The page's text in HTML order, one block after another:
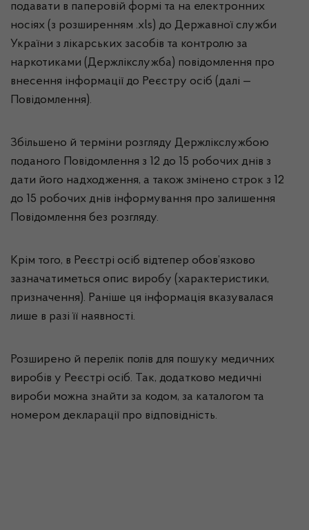
подавати в паперовій формі та на електронних
носіях (з розширенням .xls) до Державної служби
України з лікарських засобів та контролю за
наркотиками (Держлікслужба) повідомлення про
внесення інформації до Реєстру осіб (далі —
Повідомлення).
Збільшено й терміни розгляду Держлікслужбою
поданого Повідомлення з 12 до 15 робочих днів з
дати його надходження, а також змінено строк з 12
до 15 робочих днів інформування про залишення
Повідомлення без розгляду.
Крім того, в Реєстрі осіб відтепер обов’язково
зазначатиметься опис виробу (характеристики,
призначення). Раніше ця інформація вказувалася
лише в разі її наявності.
Розширено й перелік полів для пошуку медичних
виробів у Реєстрі осіб. Так, додатково медичні
вироби можна знайти за кодом, за каталогом та
номером декларації про відповідність.